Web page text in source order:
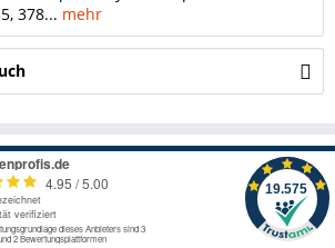
378... mehr